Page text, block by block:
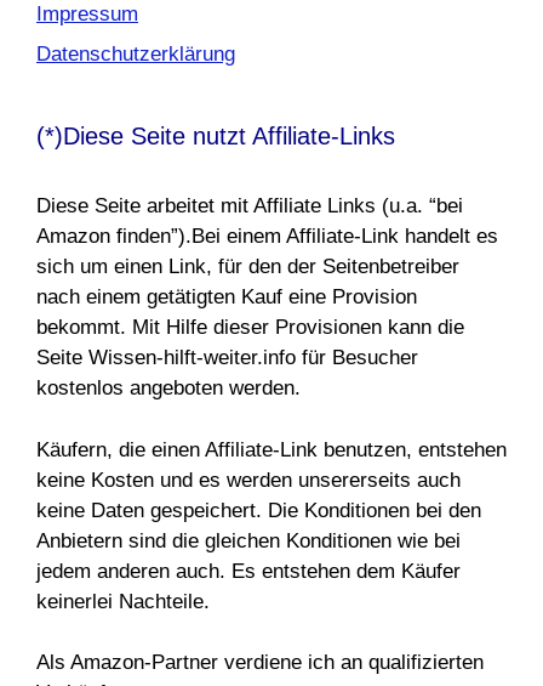
Impressum
Datenschutzerklärung
(*)Diese Seite nutzt Affiliate-Links
Diese Seite arbeitet mit Affiliate Links (u.a. “bei
Amazon finden”).Bei einem Affiliate-Link handelt es
sich um einen Link, für den der Seitenbetreiber
nach einem getätigten Kauf eine Provision
bekommt. Mit Hilfe dieser Provisionen kann die
Seite Wissen-hilft-weiter.info für Besucher
kostenlos angeboten werden.
Käufern, die einen Affiliate-Link benutzen, entstehen
keine Kosten und es werden unsererseits auch
keine Daten gespeichert. Die Konditionen bei den
Anbietern sind die gleichen Konditionen wie bei
jedem anderen auch. Es entstehen dem Käufer
keinerlei Nachteile.
Als Amazon-Partner verdiene ich an qualifizierten